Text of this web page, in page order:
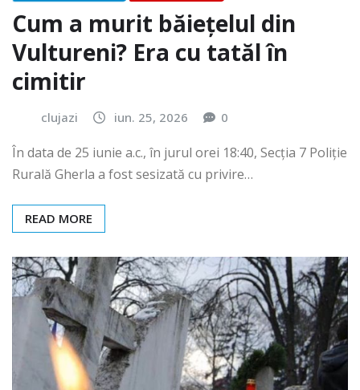
Cum a murit băiețelul din
Vultureni? Era cu tatăl în
cimitir
clujazi iun. 25, 2026 0
În data de 25 iunie a.c., în jurul orei 18:40, Secția 7 Poliție
Rurală Gherla a fost sesizată cu privire…
READ MORE